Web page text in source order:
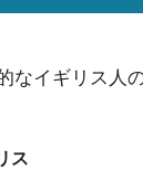
なイギリス人
ス